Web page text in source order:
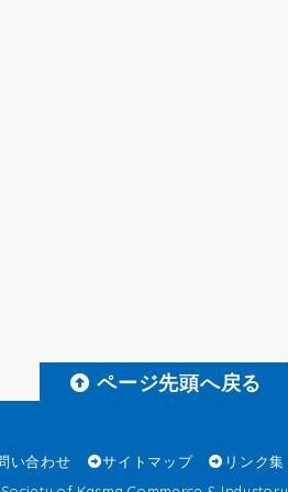
ページ先頭へ戻る
リンク集
サイトマップ
い合わせ